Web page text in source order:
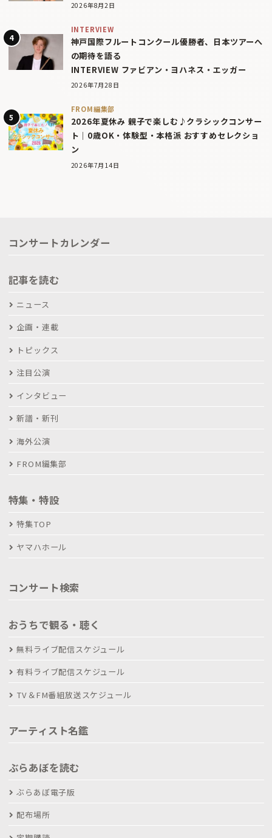
2026年8月2日
INTERVIEW
神戸国際フルートコンクール優勝者、日本ツアーへ
の期待を語る
INTERVIEW ファビアン・ヨハネス・エッガー
2026年7月28日
FROM編集部
2026年夏休み 親子で楽しむ♪クラシックコンサー
ト｜0歳OK・体験型・本格派 おすすめセレクショ
ン
2026年7月14日
コンサートカレンダー
記事を読む
ニュース
企画・連載
トピックス
注目公演
インタビュー
新譜・新刊
海外公演
FROM編集部
特集・特設
特集TOP
ヤマハホール
コンサート検索
おうちで観る・聴く
無料ライブ配信スケジュール
有料ライブ配信スケジュール
TV＆FM番組放送スケジュール
アーティスト名鑑
ぶらあぼを読む
ぶらあぼ電子版
配布場所